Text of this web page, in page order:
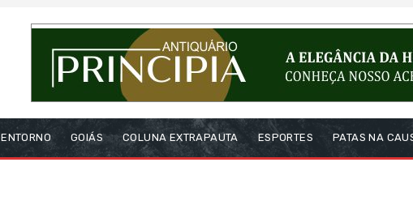
ENTORNO GOIÁS COLUNA EXTRAPAUTA ESPORTES PATAS NA